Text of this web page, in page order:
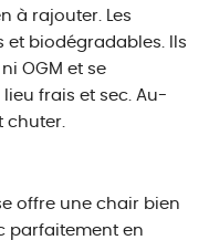
à rajouter. Les
et biodégradables. Ils
OGM et se
frais et sec. Au-
chuter.
offre une chair bien
parfaitement en